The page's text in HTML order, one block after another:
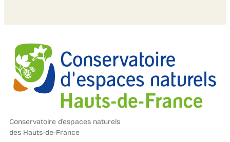
Conservatoire d’espaces naturels
des Hauts-de-France